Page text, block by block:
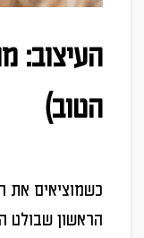
העיצוב:
הטוב)
הראשון שבולט